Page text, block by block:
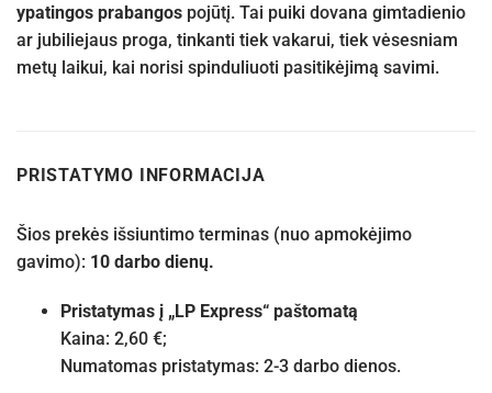
ypatingos prabangos pojūtį. Tai puiki dovana gimtadienio
ar jubiliejaus proga, tinkanti tiek vakarui, tiek vėsesniam
metų laikui, kai norisi spinduliuoti pasitikėjimą savimi.
PRISTATYMO INFORMACIJA
Šios prekės išsiuntimo terminas (nuo apmokėjimo
gavimo): 10 darbo dienų.
Pristatymas į „LP Express“ paštomatą
Kaina: 2,60 €;
Numatomas pristatymas: 2-3 darbo dienos.